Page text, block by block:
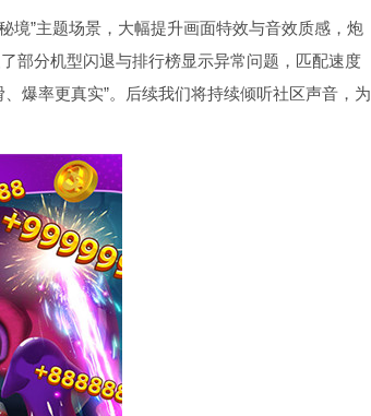
境”主题场景，大幅提升画面特效与音效质感，炮
部分机型闪退与排行榜显示异常问题，匹配速度
爆率更真实”。后续我们将持续倾听社区声音，为